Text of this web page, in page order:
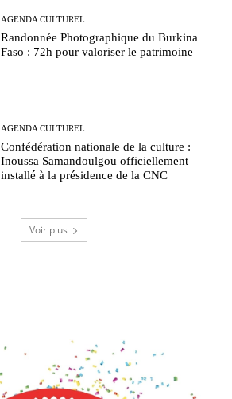
AGENDA CULTUREL
Randonnée Photographique du Burkina
Faso : 72h pour valoriser le patrimoine
AGENDA CULTUREL
Confédération nationale de la culture :
Inoussa Samandoulgou officiellement
installé à la présidence de la CNC
Voir plus